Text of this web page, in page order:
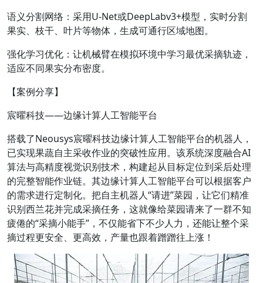
语义分割网络：采用U-Net或DeepLabv3+模型，实时分割
果实、枝干、叶片等物体，生成可通行区域地图。
强化学习优化：让机械臂在模拟环境中学习最优采摘轨迹，
适应不同果实分布密度。
【案例分享】
宸曜科技——边缘计算人工智能平台
搭载了Neousys宸曜科技边缘计算人工智能平台的机器人，
已实现果蔬自主采收作业的突破性应用。该系统深度融合AI
算法与高精度视觉识别技术，构建起从目标定位到采后处理
的完整智能作业链。其边缘计算人工智能平台可以根据客户
的需求进行定制化。把自主机器人“请进”菜园，让它们精准
识别西兰花并完成采摘任务，这就像给菜园请来了一群不知
疲倦的“采摘小能手”，不仅能省下不少人力，还能让整个采
摘过程更安全、更高效，产量也跟着蹭蹭往上涨！